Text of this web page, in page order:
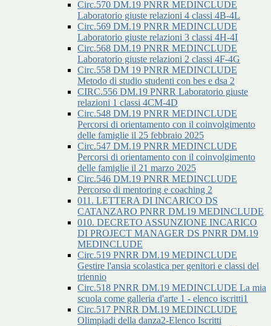
Circ.570 DM.19 PNRR MEDINCLUDE
Laboratorio giuste relazioni 4 classi 4B-4L
Circ.569 DM.19 PNRR MEDINCLUDE
Laboratorio giuste relazioni 3 classi 4H-4I
Circ.568 DM.19 PNRR MEDINCLUDE
Laboratorio giuste relazioni 2 classi 4F-4G
Circ.558 DM 19 PNRR MEDINCLUDE
Metodo di studio studenti con bes e dsa 2
CIRC.556 DM.19 PNRR Laboratorio giuste
relazioni 1 classi 4CM-4D
Circ.548 DM.19 PNRR MEDINCLUDE
Percorsi di orientamento con il coinvolgimento
delle famiglie il 25 febbraio 2025
Circ.547 DM.19 PNRR MEDINCLUDE
Percorsi di orientamento con il coinvolgimento
delle famiglie il 21 marzo 2025
Circ.546 DM.19 PNRR MEDINCLUDE
Percorso di mentoring e coaching 2
011. LETTERA DI INCARICO DS
CATANZARO PNRR DM.19 MEDINCLUDE
010. DECRETO ASSUNZIONE INCARICO
DI PROJECT MANAGER DS PNRR DM.19
MEDINCLUDE
Circ.519 PNRR DM.19 MEDINCLUDE
Gestire l'ansia scolastica per genitori e classi del
triennio
Circ.518 PNRR DM.19 MEDINCLUDE La mia
scuola come galleria d'arte 1 - elenco iscritti1
Circ.517 PNRR DM.19 MEDINCLUDE
Olimpiadi della danza2-Elenco Iscritti